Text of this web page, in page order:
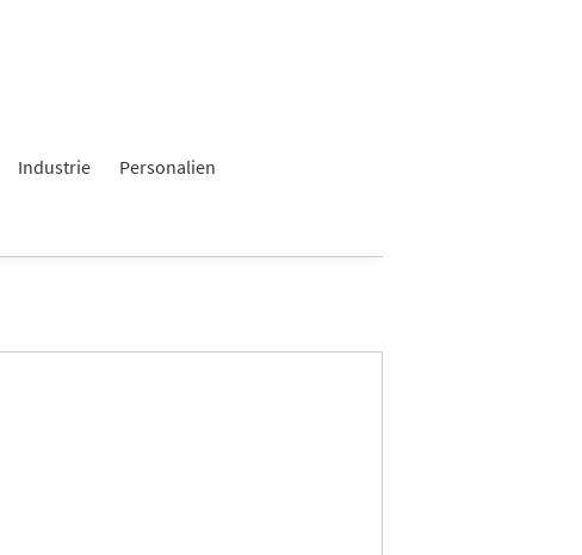
Industrie Personalien